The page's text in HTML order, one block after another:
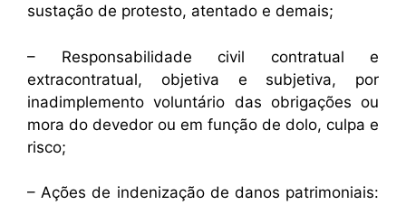
sustação de protesto, atentado e demais;
– Responsabilidade civil contratual e
extracontratual, objetiva e subjetiva, por
inadimplemento voluntário das obrigações ou
mora do devedor ou em função de dolo, culpa e
risco;
– Ações de indenização de danos patrimoniais: